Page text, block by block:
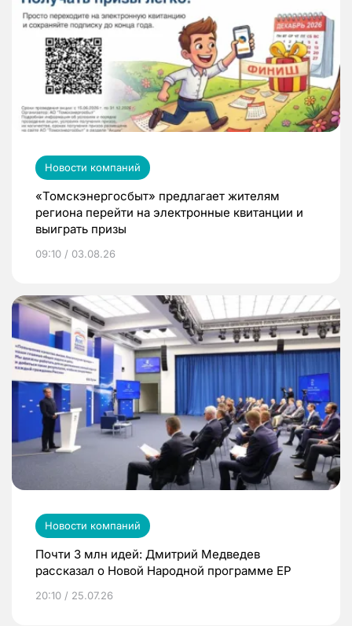
Новости компаний
«Томскэнергосбыт» предлагает жителям
региона перейти на электронные квитанции и
выиграть призы
09:10 / 03.08.26
Новости компаний
Почти 3 млн идей: Дмитрий Медведев
рассказал о Новой Народной программе ЕР
20:10 / 25.07.26